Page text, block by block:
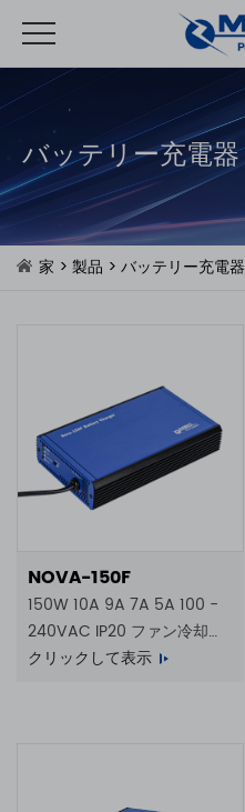
バッテリー充電器
家 > 製品 > バッテリー充電器
NOVA-150F
150W 10A 9A 7A 5A 100 -
240VAC IP20 ファン冷却式
バッテリー充電器
クリックして表示